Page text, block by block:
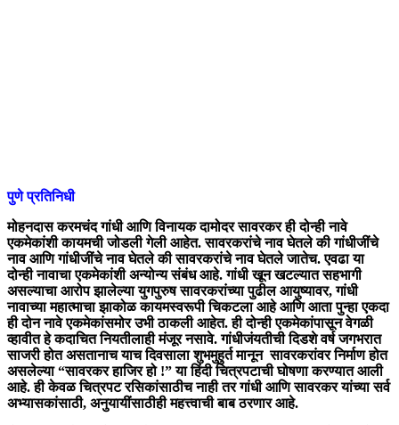
पुणे प्रतिनिधी
मोहनदास करमचंद गांधी आणि विनायक दामोदर सावरकर ही दोन्ही नावे
एकमेकांशी कायमची जोडली गेली आहेत. सावरकरांचे नाव घेतले की गांधीजींचे
नाव आणि गांधीजींचे नाव घेतले की सावरकरांचे नाव घेतले जातेच. एवढा या
दोन्ही नावाचा एकमेकांशी अन्योन्य संबंध आहे. गांधी खून खटल्यात सहभागी
असल्याचा आरोप झालेल्या युगपुरुष सावरकरांच्या पुढील आयुष्यावर, गांधी
नावाच्या महात्माचा झाकोळ कायमस्वरूपी चिकटला आहे आणि आता पुन्हा एकदा
ही दोन नावे एकमेकांसमोर उभी ठाकली आहेत. ही दोन्ही एकमेकांपासून वेगळी
व्हावीत हे कदाचित नियतीलाही मंजूर नसावे. गांधीजंयतीची दिडशे वर्ष जगभरात
साजरी होत असतानाच याच दिवसाला शुभमुहुर्त मानून सावरकरांवर निर्माण होत
असलेल्या “सावरकर हाजिर हो !” या हिंदी चित्रपटाची घोषणा करण्यात आली
आहे. ही केवळ चित्रपट रसिकांसाठीच नाही तर गांधी आणि सावरकर यांच्या सर्व
अभ्यासकांसाठी, अनुयायींसाठीही महत्त्वाची बाब ठरणार आहे.